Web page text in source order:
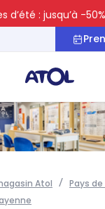
: jusqu’à -50%
Atol
Pays de